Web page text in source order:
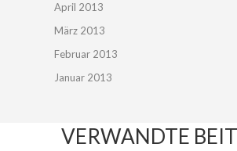
April 2013
März 2013
Februar 2013
Januar 2013
VERWANDTE